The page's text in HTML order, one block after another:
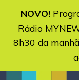
NOVO!
Rádio
8h30 da